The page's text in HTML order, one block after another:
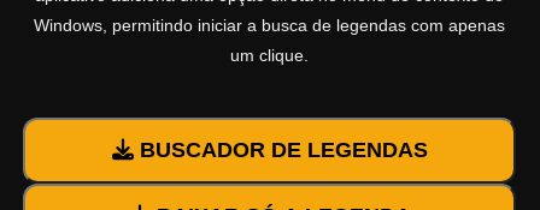
Windows, permitindo iniciar a busca de legendas com apenas
um clique.
BUSCADOR DE LEGENDAS